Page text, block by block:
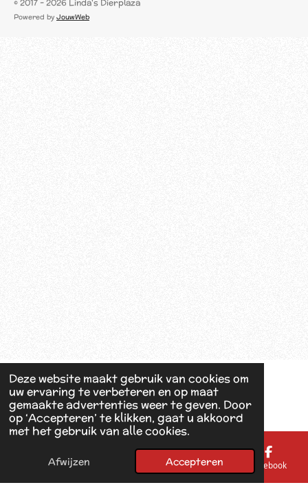
Deze website maakt gebruik van cookies om
uw ervaring te verbeteren en op maat
gemaakte advertenties weer te geven. Door
op ‘Accepteren’ te klikken, gaat u akkoord
met het gebruik van alle cookies.
Afwijzen Accepteren
c
© 2017 - 2026 Linda's Dierplaza
Powered by JouwWeb
E-mailadres Kaart Facebook